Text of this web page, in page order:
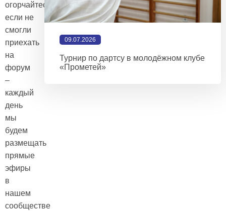
огорчайтесь,
если не
смогли
приехать
на
форум
–
каждый
день
мы
будем
размещать
прямые
эфиры
в
нашем
сообществе
09.07.2026
Турнир по дартсу в молодёжном клубе
«Прометей»